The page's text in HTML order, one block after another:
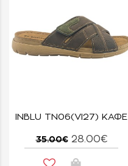
INBLU TN06(VI27) ΚΑΦΕ
35.00€ 28.00€